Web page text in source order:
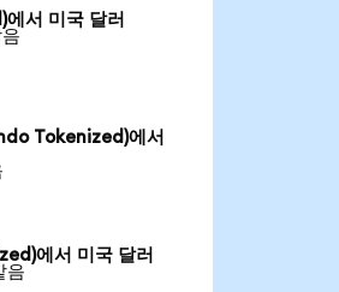
서 미국 달러
Tokenized)에서
에서 미국 달러
음